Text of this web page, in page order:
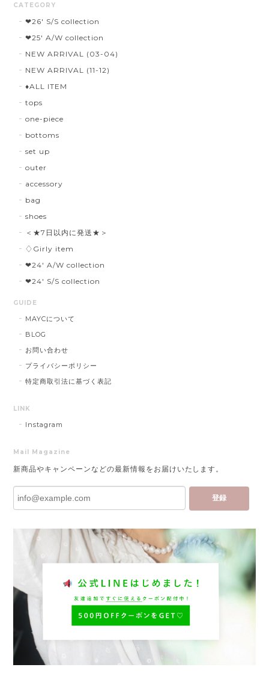
CATEGORY
❤︎26' S/S collection
❤︎25' A/W collection
NEW ARRIVAL (03-04)
NEW ARRIVAL (11-12)
♦︎ALL ITEM
tops
one-piece
bottoms
set up
outer
accessory
bag
shoes
＜★7日以内に発送★＞
♢Girly item
❤︎24' A/W collection
❤︎24' S/S collection
GUIDE
MAYCについて
BLOG
お問い合わせ
プライバシーポリシー
特定商取引法に基づく表記
LINK
Instagram
Mail Magazine
新商品やキャンペーンなどの最新情報をお届けいたします。
登録